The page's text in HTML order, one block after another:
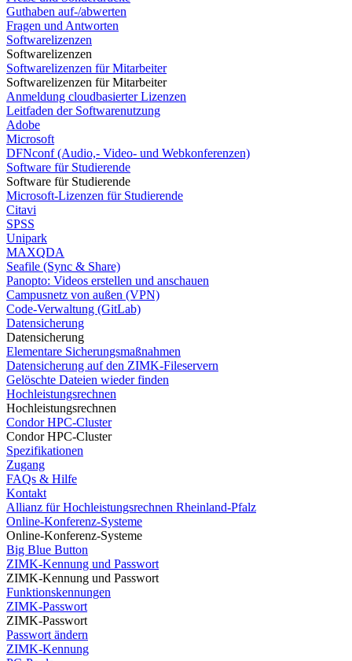
Guthaben auf-/abwerten
Fragen und Antworten
Softwarelizenzen
Softwarelizenzen
Softwarelizenzen für Mitarbeiter
Softwarelizenzen für Mitarbeiter
Anmeldung cloudbasierter Lizenzen
Leitfaden der Softwarenutzung
Adobe
Microsoft
DFNconf (Audio,- Video- und Webkonferenzen)
Software für Studierende
Software für Studierende
Microsoft-Lizenzen für Studierende
Citavi
SPSS
Unipark
MAXQDA
Seafile (Sync & Share)
Panopto: Videos erstellen und anschauen
Campusnetz von außen (VPN)
Code-Verwaltung (GitLab)
Datensicherung
Datensicherung
Elementare Sicherungsmaßnahmen
Datensicherung auf den ZIMK-Fileservern
Gelöschte Dateien wieder finden
Hochleistungsrechnen
Hochleistungsrechnen
Condor HPC-Cluster
Condor HPC-Cluster
Spezifikationen
Zugang
FAQs & Hilfe
Kontakt
Allianz für Hochleistungsrechnen Rheinland-Pfalz
Online-Konferenz-Systeme
Online-Konferenz-Systeme
Big Blue Button
ZIMK-Kennung und Passwort
ZIMK-Kennung und Passwort
Funktionskennungen
ZIMK-Passwort
ZIMK-Passwort
Passwort ändern
ZIMK-Kennung